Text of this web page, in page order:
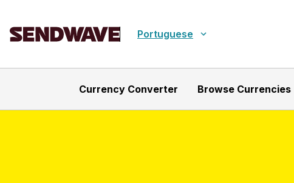
Portuguese
Currency Converter Browse Currencies